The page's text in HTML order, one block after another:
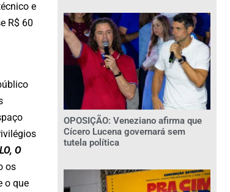
e
R$ 60
O
os
o que
OPOSIÇÃO: Veneziano afirma que
Cícero Lucena governará sem
tutela política